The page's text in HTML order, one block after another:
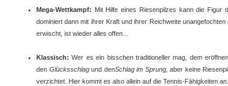
Mega-Wettkampf: Mit Hilfe eines Riesenpilzes kann die Figur
dominiert dann mit ihrer Kraft und ihrer Reichweite
erwischt, ist wieder alles offen...
Klassisch: Wer es ein bisschen traditioneller mag, dem
den Glücksschlag und denSchlag im Sprung, aber keine
verzichtet. Hier kommt es also allein auf die Tennis-Fähigkeiten an.